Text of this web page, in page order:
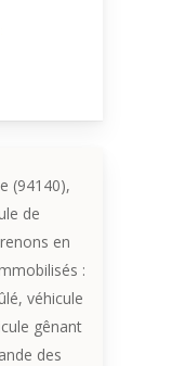
(94140),
de
en
:
véhicule
gênant
des